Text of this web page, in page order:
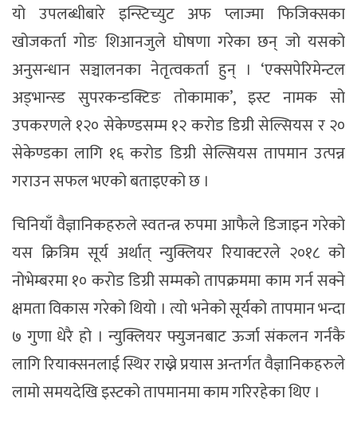
यो उपलब्धीबारे इन्स्टिच्युट अफ प्लाज्मा फिजिक्सका
खोजकर्ता गोङ शिआनजुले घोषणा गरेका छन् जो यसको
अनुसन्धान सञ्चालनका नेतृत्वकर्ता हुन् । ‘एक्सपेरिमेन्टल
अड्भान्स्ड सुपरकन्डक्टिङ तोकामाक’, इस्ट नामक सो
उपकरणले १२० सेकेण्डसम्म १२ करोड डिग्री सेल्सियस र २०
सेकेण्डका लागि १६ करोड डिग्री सेल्सियस तापमान उत्पन्न
गराउन सफल भएको बताइएको छ ।
चिनियाँ वैज्ञानिकहरुले स्वतन्त्र रुपमा आफैले डिजाइन गरेको
यस क्रित्रिम सूर्य अर्थात् न्युक्लियर रियाक्टरले २०१८ को
नोभेम्बरमा १० करोड डिग्री सम्मको तापक्रममा काम गर्न सक्ने
क्षमता विकास गरेको थियो । त्यो भनेको सूर्यको तापमान भन्दा
७ गुणा धेरै हो । न्युक्लियर फ्युजनबाट ऊर्जा संकलन गर्नकै
लागि रियाक्सनलाई स्थिर राख्ने प्रयास अन्तर्गत वैज्ञानिकहरुले
लामो समयदेखि इस्टको तापमानमा काम गरिरहेका थिए ।